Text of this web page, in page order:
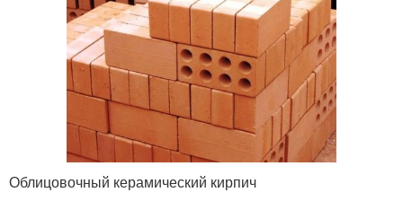
Облицовочный керамический кирпич